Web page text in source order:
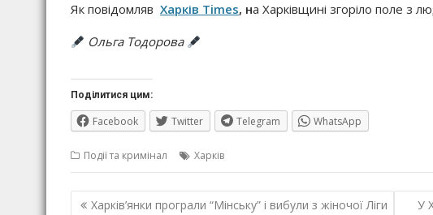
Як повідомляв Харків Times, на Харківщині згоріло поле з
Ольга Тодорова
Поділитися цим:
Facebook Twitter Telegram WhatsApp
Події та кримінал Харків
Навігація
Харків’янки програли “Мінську” і вибули з жіночої Ліги
У